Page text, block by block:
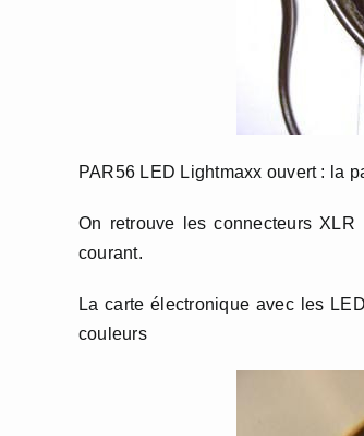
PAR56 LED Lightmaxx ouvert : la
On retrouve les connecteurs
courant.
La carte électronique avec les
couleurs